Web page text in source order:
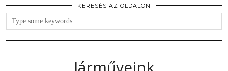
KERESÉS AZ OLDALON